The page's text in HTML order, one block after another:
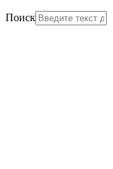
Поиск